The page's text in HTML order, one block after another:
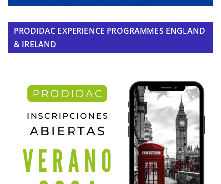
PRODIDAC EXPERIENCE PROGRAMMES ENGLAND
& IRELAND